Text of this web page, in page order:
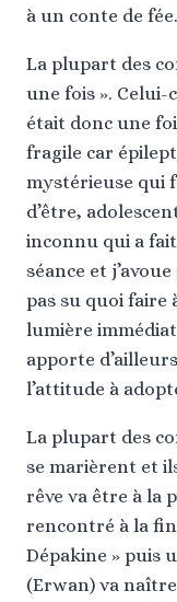
à un conte de
La plupart des
une fois ». Celui-
était donc une
fragile car
mystérieuse qui
d’être,
inconnu qui a fait
séance et
pas su quoi faire
lumière
apporte
l’attitude à
La plupart des
se marièrent et
rêve va être à la
rencontré à la fin
Dépakine » puis
(Erwan) va